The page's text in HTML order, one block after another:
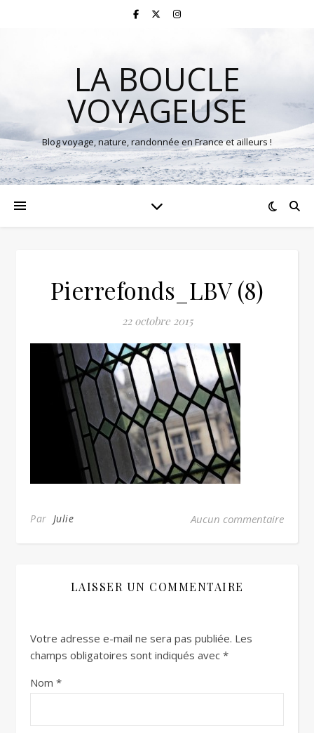
LA BOUCLE
VOYAGEUSE
Blog voyage, nature, randonnée en France et ailleurs !
Pierrefonds_LBV (8)
22 octobre 2015
Par Julie Aucun commentaire
LAISSER UN COMMENTAIRE
Votre adresse e-mail ne sera pas publiée. Les
champs obligatoires sont indiqués avec *
Nom *